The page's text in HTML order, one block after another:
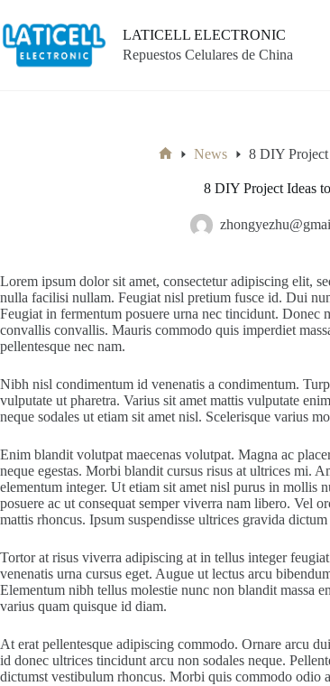
al
contenido
LATICELL ELECTRONIC
Repuestos Celulares de China
News 8 DIY Project
8 DIY Project Ideas
Lorem ipsum dolor sit amet, consectetur adipiscing elit,
nulla facilisi nullam. Feugiat nisl pretium fusce id. Dui
Feugiat in fermentum posuere urna nec tincidunt. Donec
convallis convallis. Mauris commodo quis imperdiet
pellentesque nec nam.
Nibh nisl condimentum id venenatis a condimentum.
vulputate ut pharetra. Varius sit amet mattis vulputate
neque sodales ut etiam sit amet nisl. Scelerisque varius
Enim blandit volutpat maecenas volutpat. Magna ac
neque egestas. Morbi blandit cursus risus at ultrices mi.
elementum integer. Ut etiam sit amet nisl purus in mollis
posuere ac ut consequat semper viverra nam libero. Vel
mattis rhoncus. Ipsum suspendisse ultrices gravida dictum
Tortor at risus viverra adipiscing at in tellus integer
venenatis urna cursus eget. Augue ut lectus arcu
Elementum nibh tellus molestie nunc non blandit massa
varius quam quisque id diam.
At erat pellentesque adipiscing commodo. Ornare arcu
id donec ultrices tincidunt arcu non sodales neque.
dictumst vestibulum rhoncus. Morbi quis commodo odio